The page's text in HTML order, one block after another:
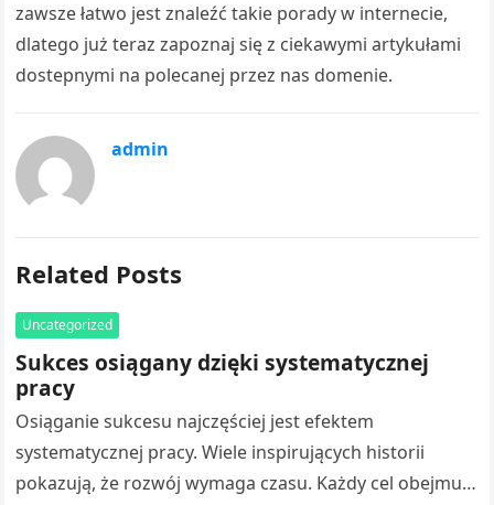
zawsze łatwo jest znaleźć takie porady w internecie,
dlatego już teraz zapoznaj się z ciekawymi artykułami
dostepnymi na polecanej przez nas domenie.
admin
Related Posts
Uncategorized
Sukces osiągany dzięki systematycznej
pracy
Osiąganie sukcesu najczęściej jest efektem
systematycznej pracy. Wiele inspirujących historii
pokazują, że rozwój wymaga czasu. Każdy cel obejmuje